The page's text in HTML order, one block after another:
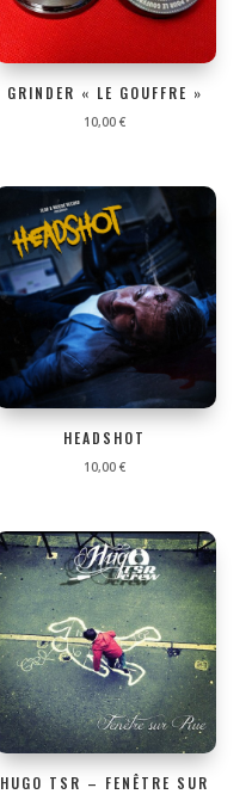
GRINDER « LE GOUFFRE »
10,00 €
HEADSHOT
10,00 €
HUGO TSR – FENÊTRE SUR